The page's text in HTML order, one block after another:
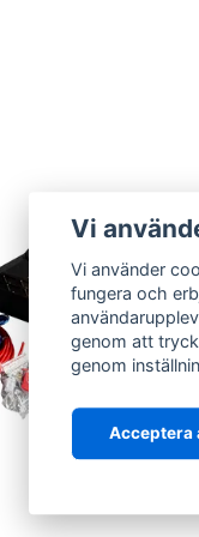
och slitdelar
och reservdelar
som vill hålla nere
aldrig låst till ett
behov:
–
du som kund ska
Vi
Vi använder
fungera och
genom att
genom
Acceptera